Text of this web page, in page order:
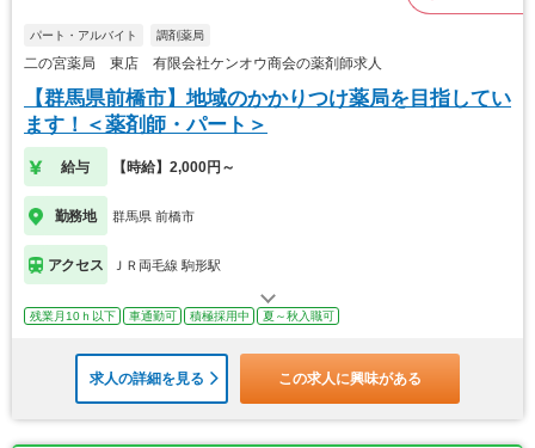
パート・アルバイト 調剤薬局
二の宮薬局 東店 有限会社ケンオウ商会の薬剤師求人
【群馬県前橋市】地域のかかりつけ薬局を目指してい
ます！＜薬剤師・パート＞
給与 【時給】2,000円～
勤務地 群馬県 前橋市
アクセス ＪＲ両毛線 駒形駅
残業月10ｈ以下 車通勤可 積極採用中 夏～秋入職可
求人の詳細を見る この求人に興味がある